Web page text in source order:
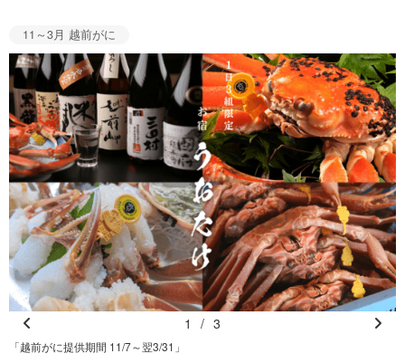
11～3月 越前がに
Pr
「越前がに提供期間 11/7～翌3/31」
1 / 3